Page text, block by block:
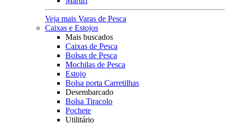
Veja mais Varas de Pesca
Caixas e Estojos
Mais buscados
Caixas de Pesca
Bolsas de Pesca
Mochilas de Pesca
Estojo
Bolsa porta Carretilhas
Desembarcado
Bolsa Tiracolo
Pochete
Utilitário